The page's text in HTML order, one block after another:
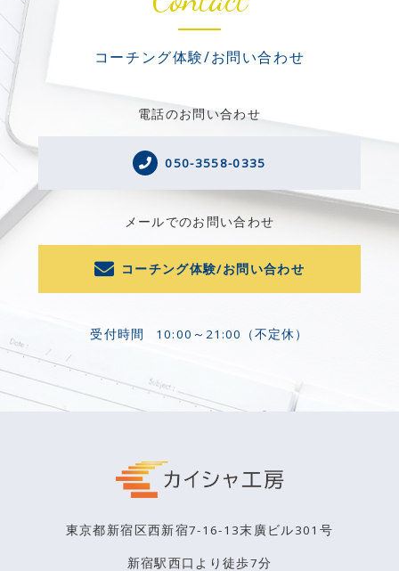
コーチング体験/お問い合わせ
電話のお問い合わせ
050-3558-0335
メールでのお問い合わせ
コーチング体験/お問い合わせ
受付時間 10:00～21:00（不定休）
東京都新宿区西新宿7-16-13末廣ビル301号
新宿駅西口より徒歩7分